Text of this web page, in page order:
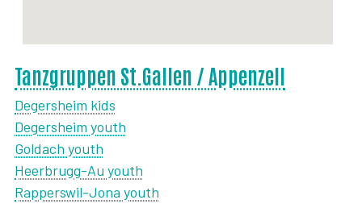
Tanzgruppen St.Gallen / Appenzell
Degersheim kids
Degersheim youth
Goldach youth
Heerbrugg-Au youth
Rapperswil-Jona youth